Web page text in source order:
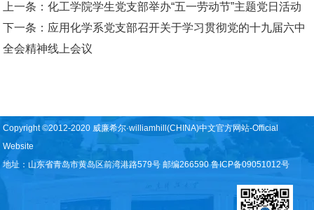
上一条：化工学院学生党支部举办“五一劳动节”主题党日活动
下一条： 应用化学系党支部召开关于学习贯彻党的十九届六中
全会精神线上会议
Copyright ©2012-2020 威廉希尔·williamhill(CHINA)中文官方网站-Official
Website
地址：山东省青岛市黄岛区前湾港路579号 邮编266590 鲁ICP备09051012号